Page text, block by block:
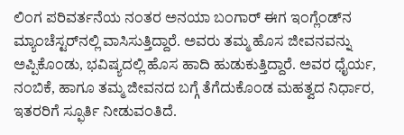
ಲಿಂಗ ಪರಿವರ್ತನೆಯ ನಂತರ ಅನಯಾ ಬಂಗಾರ್ ಈಗ ಇಂಗ್ಲೆಂಡ್‌ನ
ಮ್ಯಾಂಚೆಸ್ಟರ್‌ನಲ್ಲಿ ವಾಸಿಸುತ್ತಿದ್ದಾರೆ. ಅವರು ತಮ್ಮ ಹೊಸ ಜೀವನವನ್ನು
ಅಪ್ಪಿಕೊಂಡು, ಭವಿಷ್ಯದಲ್ಲಿ ಹೊಸ ಹಾದಿ ಹುಡುಕುತ್ತಿದ್ದಾರೆ. ಅವರ ಧೈರ್ಯ,
ನಂಬಿಕೆ, ಹಾಗೂ ತಮ್ಮ ಜೀವನದ ಬಗ್ಗೆ ತೆಗೆದುಕೊಂಡ ಮಹತ್ವದ ನಿರ್ಧಾರ,
ಇತರರಿಗೆ ಸ್ಫೂರ್ತಿ ನೀಡುವಂತಿದೆ.